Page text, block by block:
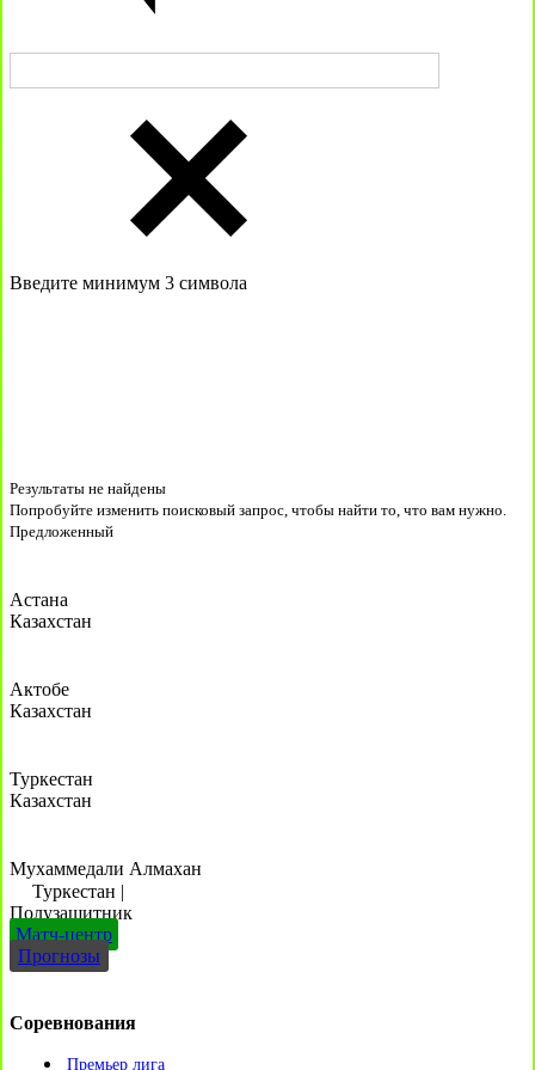
Введите минимум 3 символа
Результаты не найдены
Попробуйте изменить поисковый запрос, чтобы найти то, что вам нужно.
Предложенный
Астана
Казахстан
Актобе
Казахстан
Туркестан
Казахстан
Мухаммедали Алмахан
Туркестан |
Полузащитник
Матч-центр
Прогнозы
Соревнования
Премьер лига